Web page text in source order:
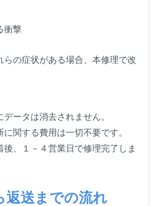
衝撃
らの症状がある場合、本修理で改
データは消去されません。
に関する費用は一切不要です。
後、１－４営業日で修理完了しま
返送までの流れ